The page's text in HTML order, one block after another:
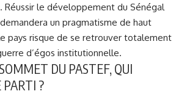
Réussir le développement du Sénégal
un pragmatisme de haut
pays risque de se retrouver totalement
d’égos institutionnelle.
DU PASTEF, QUI
PARTI ?